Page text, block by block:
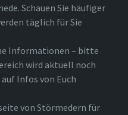
Schauen Sie häufiger
täglich für Sie
Informationen – bitte
wird aktuell noch
Infos von Euch
von Störmedern für